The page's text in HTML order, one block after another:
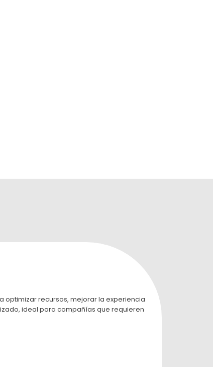
optimizar recursos, mejorar la experiencia
ideal para compañías que requieren